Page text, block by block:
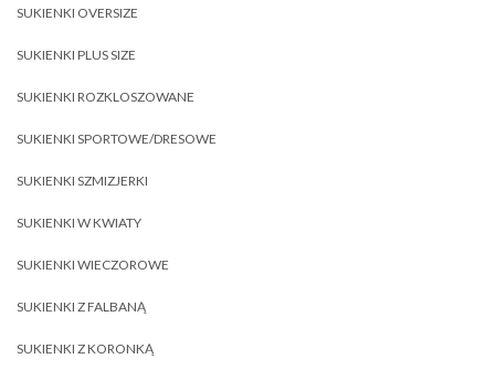
SUKIENKI OVERSIZE
SUKIENKI PLUS SIZE
SUKIENKI ROZKLOSZOWANE
SUKIENKI SPORTOWE/DRESOWE
SUKIENKI SZMIZJERKI
SUKIENKI W KWIATY
SUKIENKI WIECZOROWE
SUKIENKI Z FALBANĄ
SUKIENKI Z KORONKĄ